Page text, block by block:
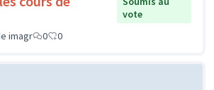
vote
imagr
0 0